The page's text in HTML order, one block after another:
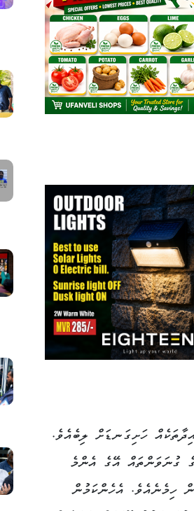
ހަށިގަނޑަށް ލިބެއެވެ.
ގުނަވަންތައް އޭގެ އެންމެ
ހިމެނެއެވެ. އެހެންކަމުން